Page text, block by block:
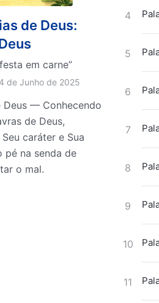
de Deus:
em carne”
de Junho de 2025
Deus — Conhecendo
de Deus,
caráter e Sua
pé na senda de
o mal.
4
5
6
7
8
9
10
11